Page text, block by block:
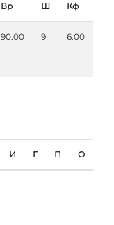
Вр Ш Кф
90.00 9 6.00
И Г П О